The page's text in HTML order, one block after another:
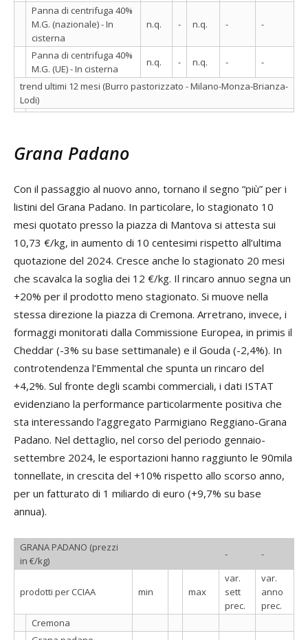
Panna di centrifuga 40%
M.G. (nazionale) - In
cisterna
n.q. - n.q. - -
Panna di centrifuga 40%
M.G. (UE) - In cisterna
n.q. - n.q. -
-
trend ultimi 12 mesi (Burro pastorizzato - Milano-Monza-Brianza-
Lodi)
Grana Padano
Con il passaggio al nuovo anno, tornano il segno “più” per i
listini del Grana Padano. In particolare, lo stagionato 10
mesi quotato presso la piazza di Mantova si attesta sui
10,73 €/kg, in aumento di 10 centesimi rispetto all’ultima
quotazione del 2024. Cresce anche lo stagionato 20 mesi
che scavalca la soglia dei 12 €/kg. Il rincaro annuo segna un
+20% per il prodotto meno stagionato. Si muove nella
stessa direzione la piazza di Cremona. Arretrano, invece, i
formaggi monitorati dalla Commissione Europea, in primis il
Cheddar (-3% su base settimanale) e il Gouda (-2,4%). In
controtendenza l’Emmental che spunta un rincaro del
+4,2%. Sul fronte degli scambi commerciali, i dati ISTAT
evidenziano la performance particolarmente positiva che
sta interessando l’aggregato Parmigiano Reggiano-Grana
Padano. Nel dettaglio, nel corso del periodo gennaio-
settembre 2024, le esportazioni hanno raggiunto le 90mila
tonnellate, in crescita del +10% rispetto allo scorso anno,
per un fatturato di 1 miliardo di euro (+9,7% su base
annua).
GRANA PADANO (prezzi
in €/kg)
- -
prodotti per CCIAA min max
var.
sett
prec.
var.
anno
prec.
Cremona